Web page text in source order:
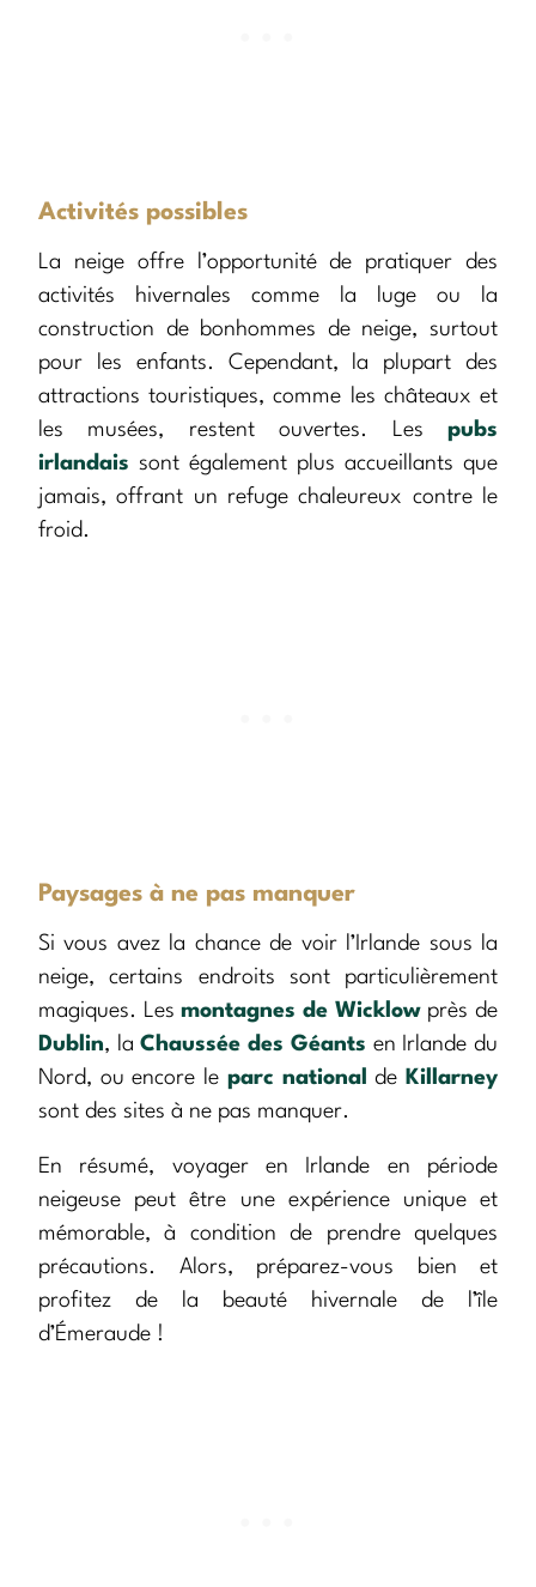
Activités possibles
La neige offre l’opportunité de pratiquer des
activités hivernales comme la luge ou la
construction de bonhommes de neige, surtout
pour les enfants. Cependant, la plupart des
attractions touristiques, comme les châteaux et
les musées, restent ouvertes. Les pubs
irlandais sont également plus accueillants que
jamais, offrant un refuge chaleureux contre le
froid.
Paysages à ne pas manquer
Si vous avez la chance de voir l’Irlande sous la
neige, certains endroits sont particulièrement
magiques. Lesmontagnes de Wicklowprès de
Dublin, laChaussée des Géants en Irlande du
Nord, ou encore le parc national de Killarney
sont des sites à ne pas manquer.
En résumé, voyager en Irlande en période
neigeuse peut être une expérience unique et
mémorable, à condition de prendre quelques
précautions. Alors, préparez-vous bien et
profitez de la beauté hivernale de l’île
d’Émeraude !